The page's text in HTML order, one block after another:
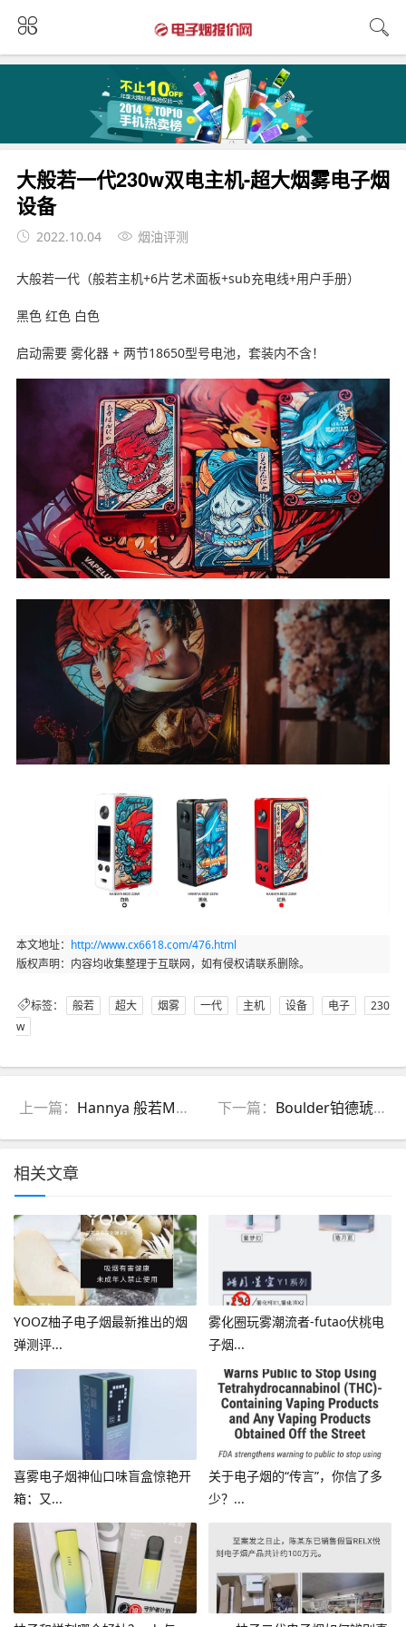
大般若一代230w双电主机-超大烟雾电子烟
设备
2022.10.04 烟油评测
大般若一代（般若主机+6片艺术面板+sub充电线+用户手册）
黑色 红色 白色
启动需要 雾化器 + 两节18650型号电池，套装内不含！
本文地址： http://www.cx6618.com/476.html
版权声明：内容均收集整理于互联网，如有侵权请联系删除。
标签： 般若 超大 烟雾 一代 主机 设备 电子
230
w
上一篇： Hannya 般若Mini 80w电子烟大烟雾单电主机介绍与价格多少钱 下一篇： Boulder铂德琥珀系列推出新口味「清甜妃子」
相关文章
YOOZ柚子电子烟最新推出的烟
弹测评...
雾化圈玩雾潮流者-futao伏桃电
子烟...
喜雾电子烟神仙口味盲盒惊艳开
箱；又...
关于电子烟的“传言”，你信了多
少？...